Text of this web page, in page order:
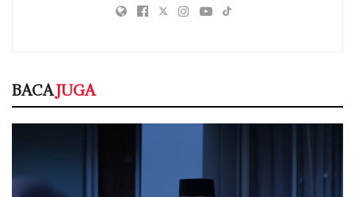
Kemenag Papua Tekankan 38 Layanan
Publik itu Gratis
Kakanwil Kemenag Papua Tegaskan
Komitmen Jalankan Standar 38 Pelayanan
BACAJUGA